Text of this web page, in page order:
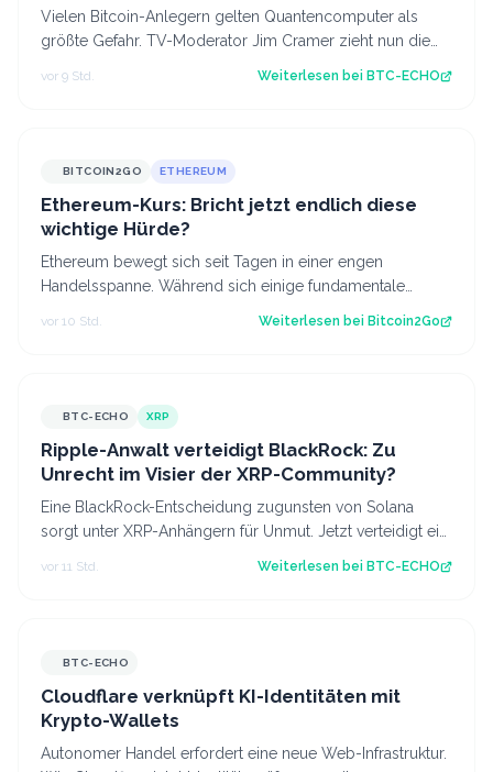
Vielen Bitcoin-Anlegern gelten Quantencomputer als
größte Gefahr. TV-Moderator Jim Cramer zieht nun die
vor 9 Std. Weiterlesen bei BTC-ECHO
BITCOIN2GO ETHEREUM
Ethereum-Kurs: Bricht jetzt endlich diese
wichtige Hürde?
Ethereum bewegt sich seit Tagen in einer engen
Handelsspanne. Während sich einige fundamentale
vor 10 Std. Weiterlesen bei Bitcoin2Go
BTC-ECHO XRP
Ripple-Anwalt verteidigt BlackRock: Zu
Unrecht im Visier der XRP-Community?
Eine BlackRock-Entscheidung zugunsten von Solana
sorgt unter XRP-Anhängern für Unmut. Jetzt verteidigt ein
Ripple-Anwalt den Vermögensverwal…
vor 11 Std. Weiterlesen bei BTC-ECHO
BTC-ECHO
Cloudflare verknüpft KI-Identitäten mit
Krypto-Wallets
Autonomer Handel erfordert eine neue Web-Infrastruktur.